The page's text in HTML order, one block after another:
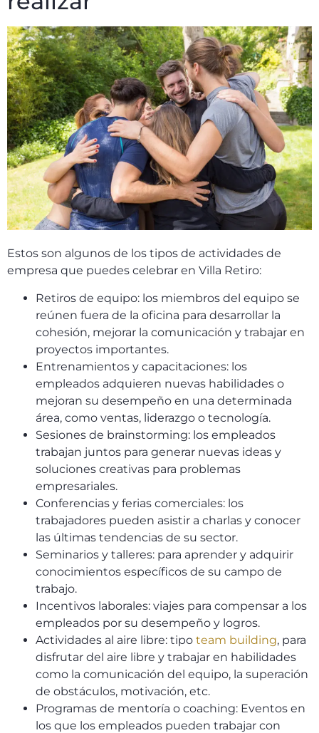
Estos son algunos de los tipos de actividades de
empresa que puedes celebrar en Villa Retiro:
Retiros de equipo: los miembros del equipo se
reúnen fuera de la oficina para desarrollar la
cohesión, mejorar la comunicación y trabajar en
proyectos importantes.
Entrenamientos y capacitaciones: los
empleados adquieren nuevas habilidades o
mejoran su desempeño en una determinada
área, como ventas, liderazgo o tecnología.
Sesiones de brainstorming: los empleados
trabajan juntos para generar nuevas ideas y
soluciones creativas para problemas
empresariales.
Conferencias y ferias comerciales: los
trabajadores pueden asistir a charlas y conocer
las últimas tendencias de su sector.
Seminarios y talleres: para aprender y adquirir
conocimientos específicos de su campo de
trabajo.
Incentivos laborales: viajes para compensar a los
empleados por su desempeño y logros.
Actividades al aire libre: tipo team building, para
disfrutar del aire libre y trabajar en habilidades
como la comunicación del equipo, la superación
de obstáculos, motivación, etc.
Programas de mentoría o coaching: Eventos en
los que los empleados pueden trabajar con